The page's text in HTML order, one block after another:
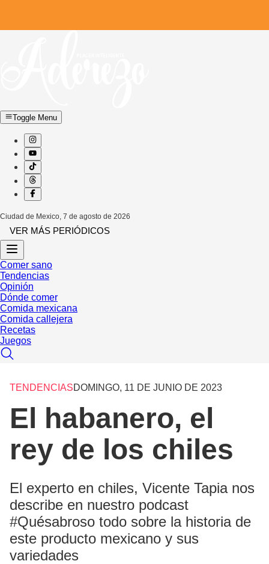
Toggle Menu
Ciudad de Mexico, 7 de agosto de 2026
VER MÁS PERIÓDICOS
Comer sano
Tendencias
Opinión
Dónde comer
Comida mexicana
Comida callejera
Recetas
Juegos
TENDENCIASDOMINGO, 11 DE JUNIO DE 2023
El habanero, el
rey de los chiles
El experto en chiles, Vicente Tapia nos
describe en nuestro podcast
#Quésabroso todo sobre la historia de
este producto mexicano y sus
variedades